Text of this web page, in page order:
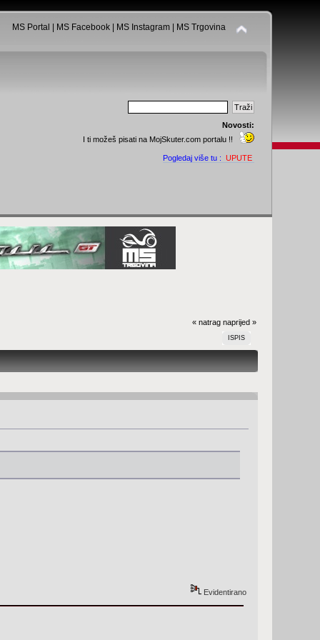
MS Portal MS Facebook| MS Instagram| MS Trgovina
Novosti:
I ti možeš pisati na MojSkuter.com portalu !!
Pogledaj više tu : UPUTE
« natrag naprijed »
ISPIS
Evidentirano